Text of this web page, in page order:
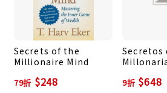
撰文｜迷誠品內容中心
誠品信義店，將在2023年熄燈，陪
個24小時明亮而寬廣的書店空間，
事，都成為回憶堆積的養分，埋藏
成為心中的觸發點，緊緊連接誠品
Secrets of the
Millionaire Mind
79折 $248
Secretos
9折 $648